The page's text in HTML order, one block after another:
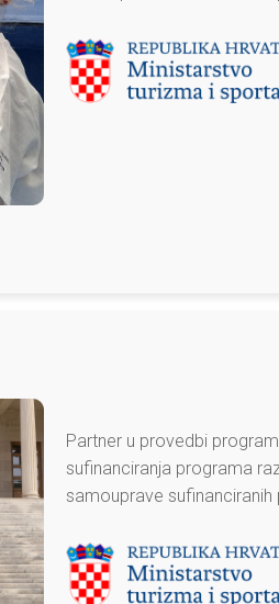
Partner u provedbi
sufinanciranja programa
samouprave sufinanciranih